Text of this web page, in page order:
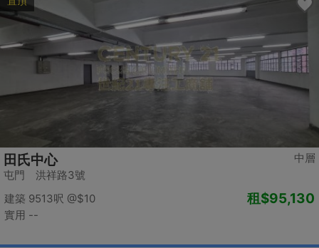
中層
田氏中心
屯門 洪祥路3號
建築 9513呎 @$10
實用 --
租$95,130